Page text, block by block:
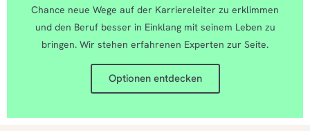
Chance neue Wege auf der Karriereleiter zu erklimmen
und den Beruf besser in Einklang mit seinem Leben zu
bringen. Wir stehen erfahrenen Experten zur Seite.
Optionen entdecken